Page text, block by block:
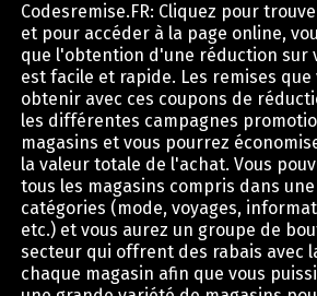
Codesremise.FR: Cliquez pour
et pour accéder à la page online,
que l'obtention d'une réduction sur
est facile et rapide. Les remises que
obtenir avec ces coupons de
les différentes campagnes
magasins et vous pourrez
la valeur totale de l'achat. Vous
tous les magasins compris dans
catégories (mode, voyages,
etc.) et vous aurez un groupe de
secteur qui offrent des rabais avec
chaque magasin afin que vous